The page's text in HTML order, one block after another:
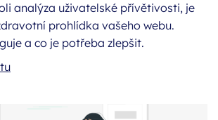
analýza uživatelské přívětivosti, je
prohlídka vašeho webu.
a co je potřeba zlepšit.
Co je to UX analýza a co obsahuje?